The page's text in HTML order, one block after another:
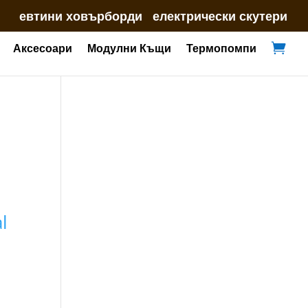
евтини ховърборди електрически скутери
Аксесоари Модулни Къщи Термопомпи 